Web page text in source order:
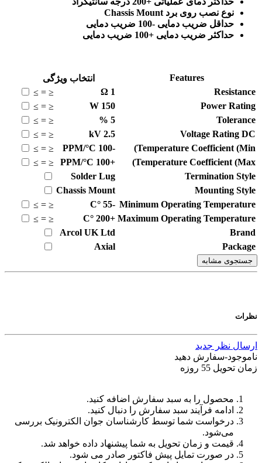
نوع نصب روی برد Chassis Mount
حداقل ضریب دمایی -100 ضریب دمایی
حداکثر ضریب دمایی +100 ضریب دمایی
Features
انتخاب ویژگی
Resistance
1
Ω
≤
=
≥
Power Rating
150
W
≤
=
≥
Tolerance
5
%
≤
=
≥
Voltage Rating DC
2.5
kV
≤
=
≥
Temperature Coefficient (Min)
-100
PPM/°C
≤
=
≥
Temperature Coefficient (Max)
+100
PPM/°C
≤
=
≥
Termination Style
Solder Lug
Mounting Style
Chassis Mount
Minimum Operating Temperature
-55
°C
≤
=
≥
Maximum Operating Temperature
+200
°C
≤
=
≥
Brand
Arcol UK Ltd
Package
Axial
جستجوی مشابه
نظرات
ارسال نظر جدید
ناموجود-سفارش دهید
زمان تحویل 55 روزه
محصول را به سبد سفارش اضافه کنید.
ادامه فرآیند سبد سفارش را دنبال کنید.
درخواست شما توسط کارشناسان جوان الکترونیک بررسی
می‌شود.
قیمت و زمان تحویل به شما پیشنهاد داده خواهد شد.
در صورت تمایل پیش فاکتور صادر می شود.